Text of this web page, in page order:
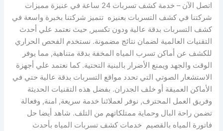
اتصل الآن – خدمة كشف تسربات 24 ساعة في عنيزة مميزات
شركتنا في كشف التسربات بعنيزه تتميز شركتنا بخبرة واسعة في
كشف التسربات بدقة عالية ودون تكسير, حيث نعتمد علي أحدث
التقنيات العالمية لضمان نتائج مضمونة. نستخدم الفحص الحراري
للكشف عن أماكن تسرب المياه المخفة بدقة متناهية, مما يوفر
الوقت والجهد ويمنع الأضرار بالبنية التحتية. كما نعتمد علي أجهزة
الاستشعار الصوتي التي تحدد مواقع التسربات بدقة عالية حتي في
الأماكن العميقة أو خلف الجدران. بفضل هذه التقنيات الحديثة
وفريق العمل المحترف, نوفر لعملائنا خدمة سريعة, امنة, وفعالة
تضمن راحة البال وحماية ممتلكاتهم من التلف. شاهد أيضا حل
فاتورة المياه بالقصيم خدمات كشف تسربات المياه بأحدث